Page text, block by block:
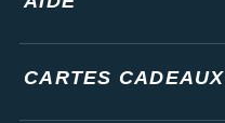
CARTES CADEAUX